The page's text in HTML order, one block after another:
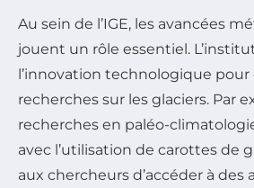
Au sein de l’IGE, les avancées
jouent un rôle essentiel.
l’innovation technologique
recherches sur les glaciers. Par
recherches en paléo-
avec l’utilisation de carottes de
aux chercheurs d’accéder à des